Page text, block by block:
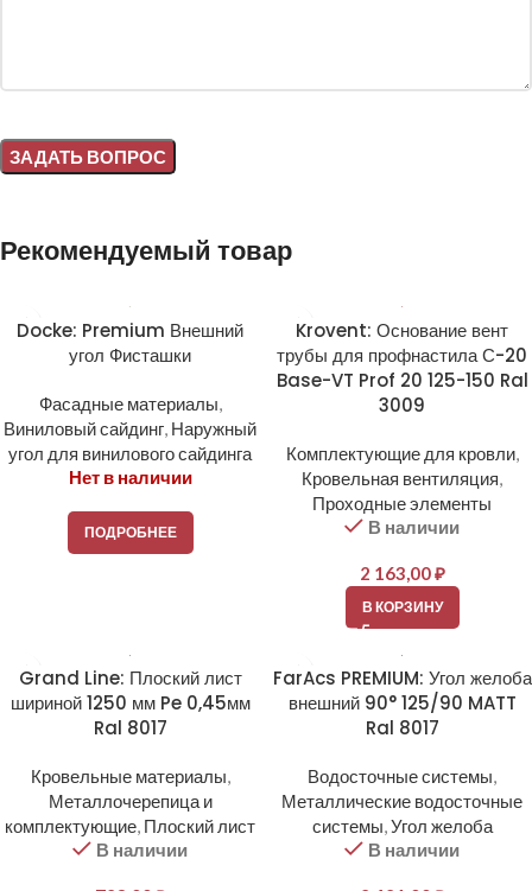
Рекомендуемый товар
Docke: Premium Внешний
угол Фисташки
Фасадные материалы,
Виниловый сайдинг, Наружный
угол для винилового сайдинга
Нет в наличии
ПОДРОБНЕЕ
Krovent: Основание вент
трубы для профнастила С-20
Base-VT Prof 20 125-150 Ral
3009
Комплектующие для кровли,
Кровельная вентиляция,
Проходные элементы
В наличии
2 163,00₽
В КОРЗИНУ
Grand Line: Плоский лист
шириной 1250 мм Pe 0,45мм
Ral 8017
Кровельные материалы,
Металлочерепица и
комплектующие, Плоский лист
В наличии
FarAcs PREMIUM: Угол желоба
внешний 90° 125/90 MATT
Ral 8017
Водосточные системы,
Металлические водосточные
системы,Угол желоба
В наличии